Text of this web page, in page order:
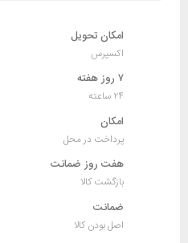
LaserJetامکان تحویل
اکسپرس
۷ روز هفته
۲۴ ساعته
امکان
پرداخت در محل
هفت روز ضمانت
بازگشت کالا
ضمانت
اصل بودن کالا